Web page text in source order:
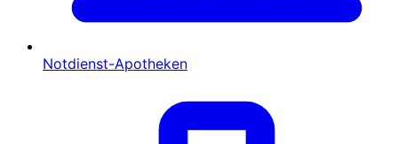
Notdienst-Apotheken